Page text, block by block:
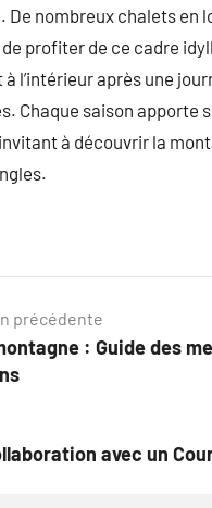
De nombreux chalets en
profiter de ce cadre
l’intérieur après une
Chaque saison apporte
à découvrir la
précédente
: Guide des
avec un